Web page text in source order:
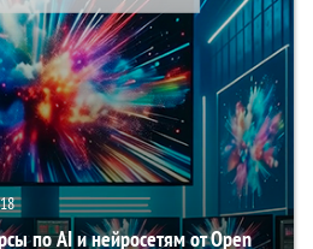
18
по AI и нейросетям от Open